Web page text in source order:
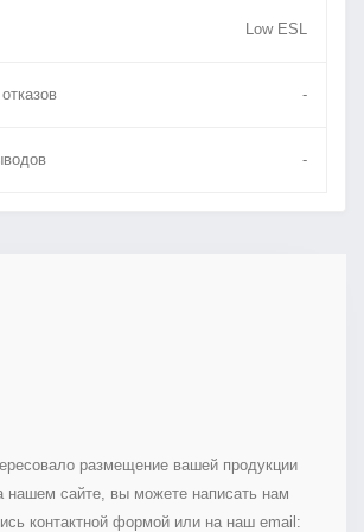
Low ESL
-
-
размещение вашей продукции
нашем сайте, вы можете написать нам
контактной формой или на наш email: